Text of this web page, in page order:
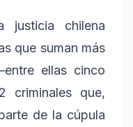
justicia chilena
que suman más
ellas cinco
criminales que,
de la cúpula